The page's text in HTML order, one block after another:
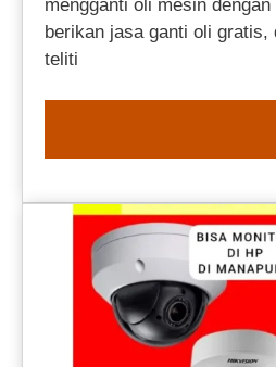
mengganti oli mesin
berikan jasa ganti oli gratis,
teliti